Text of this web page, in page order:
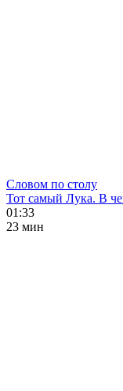
Словом по столу
Тот самый Лука. В
01:33
23 мин